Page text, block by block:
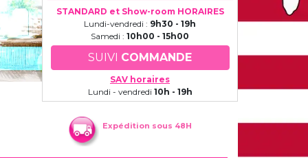
STANDARD et Show-room HORAIRES
Lundi-vendredi : 9h30 - 19h
Samedi : 10h00 - 15h00
SUIVI COMMANDE
SAV horaires
Lundi - vendredi 10h - 19h
Expédition sous 48H